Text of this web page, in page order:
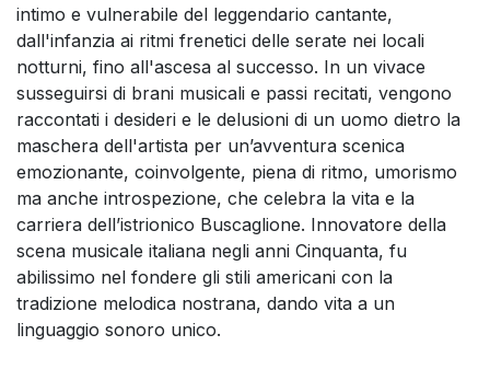
intimo e vulnerabile del leggendario cantante,
dall'infanzia ai ritmi frenetici delle serate nei locali
notturni, fino all'ascesa al successo. In un vivace
susseguirsi di brani musicali e passi recitati, vengono
raccontati i desideri e le delusioni di un uomo dietro la
maschera dell'artista per un’avventura scenica
emozionante, coinvolgente, piena di ritmo, umorismo
ma anche introspezione, che celebra la vita e la
carriera dell’istrionico Buscaglione. Innovatore della
scena musicale italiana negli anni Cinquanta, fu
abilissimo nel fondere gli stili americani con la
tradizione melodica nostrana, dando vita a un
linguaggio sonoro unico.